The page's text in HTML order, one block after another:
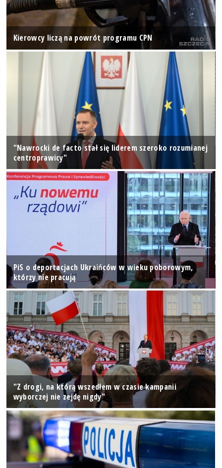
Kierowcy liczą na powrót programu CPN
"Nawrocki de facto stał się liderem szeroko rozumianej
centroprawicy"
PiS o deportacjach Ukraińców w wieku poborowym,
którzy nie pracują
"Z drogi, na którą wszedłem w czasie kampanii
wyborczej nie zejdę nigdy"